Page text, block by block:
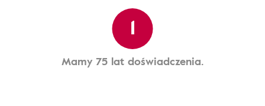
1
Mamy 75 lat doświadczenia.